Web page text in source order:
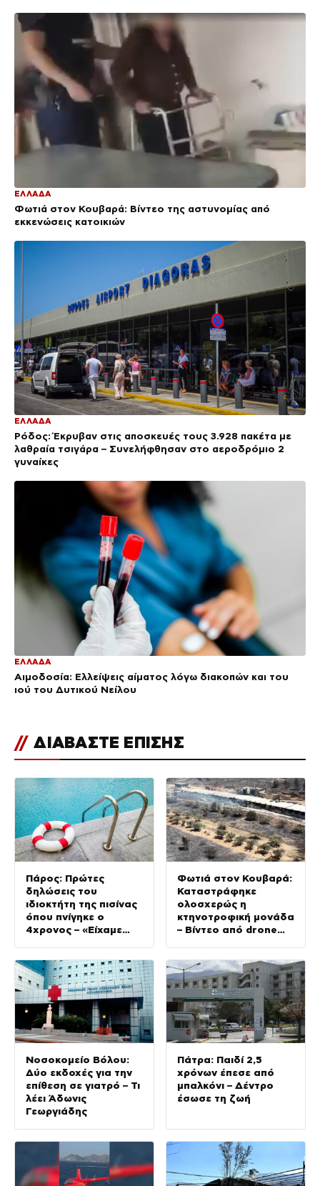
ΕΛΛΑΔΑ
Φωτιά στον Κουβαρά: Βίντεο της αστυνομίας από
εκκενώσεις κατοικιών
ΕΛΛΑΔΑ
Ρόδος: Έκρυβαν στις αποσκευές τους 3.928 πακέτα με
λαθραία τσιγάρα – Συνελήφθησαν στο αεροδρόμιο 2
γυναίκες
ΕΛΛΑΔΑ
Αιμοδοσία: Ελλείψεις αίματος λόγω διακοπών και του
ιού του Δυτικού Νείλου
// ΔΙΑΒΑΣΤΕ ΕΠΙΣΗΣ
Πάρος: Πρώτες
δηλώσεις του
ιδιοκτήτη της πισίνας
όπου πνίγηκε ο
4χρονος – «Είχαμε
οικογένεια»
Φωτιά στον Κουβαρά:
Καταστράφηκε
ολοσχερώς η
κτηνοτροφική μονάδα
– Βίντεο από drone
Νοσοκομείο Βόλου:
Δύο εκδοχές για την
επίθεση σε γιατρό – Τι
λέει Άδωνις
Γεωργιάδης
Πάτρα: Παιδί 2,5
χρόνων έπεσε από
μπαλκόνι – Δέντρο
έσωσε τη ζωή